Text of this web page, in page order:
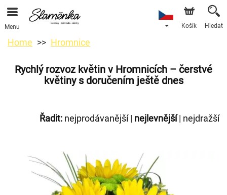
Menu Košík Hledat
Home Hromnice
Rychlý rozvoz květin v Hromnicích – čerstvé
květiny s doručením ještě dnes
Řadit: nejprodávanější| nejlevnější| nejdražší